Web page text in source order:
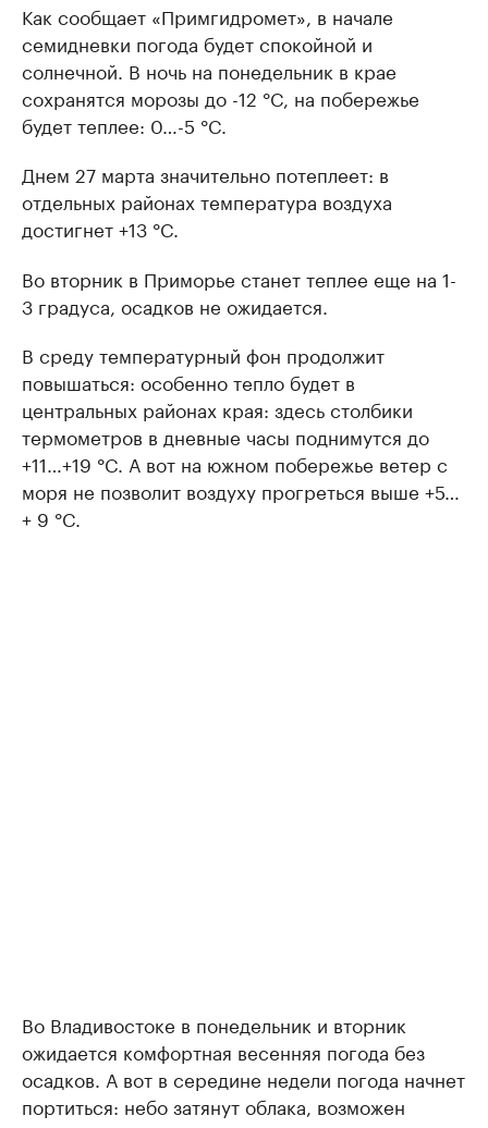
Как сообщает «Примгидромет», в начале
семидневки погода будет спокойной и
солнечной. В ночь на понедельник в крае
сохранятся морозы до -12 °C, на побережье
будет теплее: 0…-5 °C.
Днем 27 марта значительно потеплеет: в
отдельных районах температура воздуха
достигнет +13 °C.
Во вторник в Приморье станет теплее еще на 1-
3 градуса, осадков не ожидается.
В среду температурный фон продолжит
повышаться: особенно тепло будет в
центральных районах края: здесь столбики
термометров в дневные часы поднимутся до
+11…+19 °C. А вот на южном побережье ветер с
моря не позволит воздуху прогреться выше +5…
+ 9 °C.
Во Владивостоке в понедельник и вторник
ожидается комфортная весенняя погода без
осадков. А вот в середине недели погода начнет
портиться: небо затянут облака, возможен